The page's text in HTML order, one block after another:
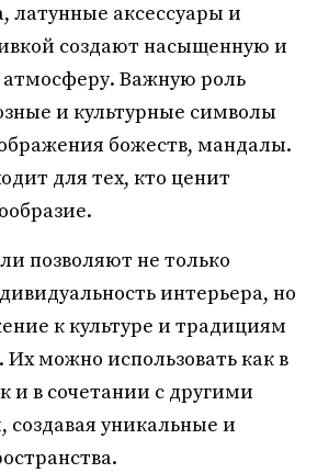
латунные аксессуары и
создают насыщенную и
Важную роль
и культурные символы
божеств, мандалы.
для тех, кто ценит
позволяют не только
интерьера, но
к культуре и традициям
Их можно использовать как в
и в сочетании с другими
уникальные и